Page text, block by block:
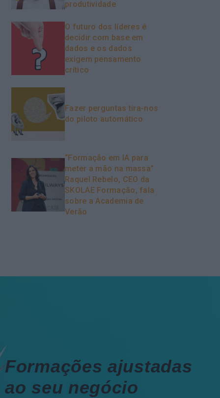
produtividade
O futuro dos líderes é
decidir com base em
dados e os dados
exigem pensamento
crítico
Fazer perguntas tira-nos
do piloto automático
“Formação em IA para
meter a mão na massa”
Raquel Rebelo, CEO da
SKOLAE Formação, fala
sobre a Academia de
Verão
Formações ajustadas
ao seu negócio